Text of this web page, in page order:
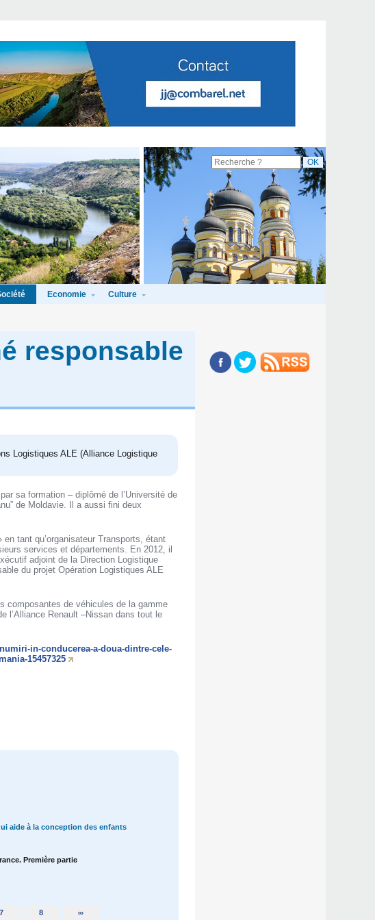
Economie Culture
responsable
Logistiques ALE (Alliance Logistique
sa formation – diplômé de l’Université de
de Moldavie. Il a aussi fini deux
tant qu’organisateur Transports, étant
services et départements. En 2012, il
adjoint de la Direction Logistique
du projet Opération Logistiques ALE
composantes de véhicules de la gamme
l’Alliance Renault –Nissan dans tout le
in-conducerea-a-doua-dintre-cele-
15457325
aide à la conception des enfants
Première partie
7 8 ∞